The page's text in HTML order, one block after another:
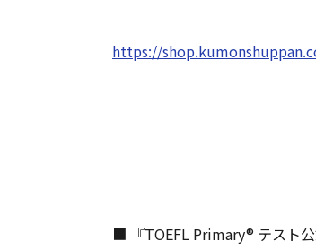
https://
■ 『TOEFL Primary® テスト公